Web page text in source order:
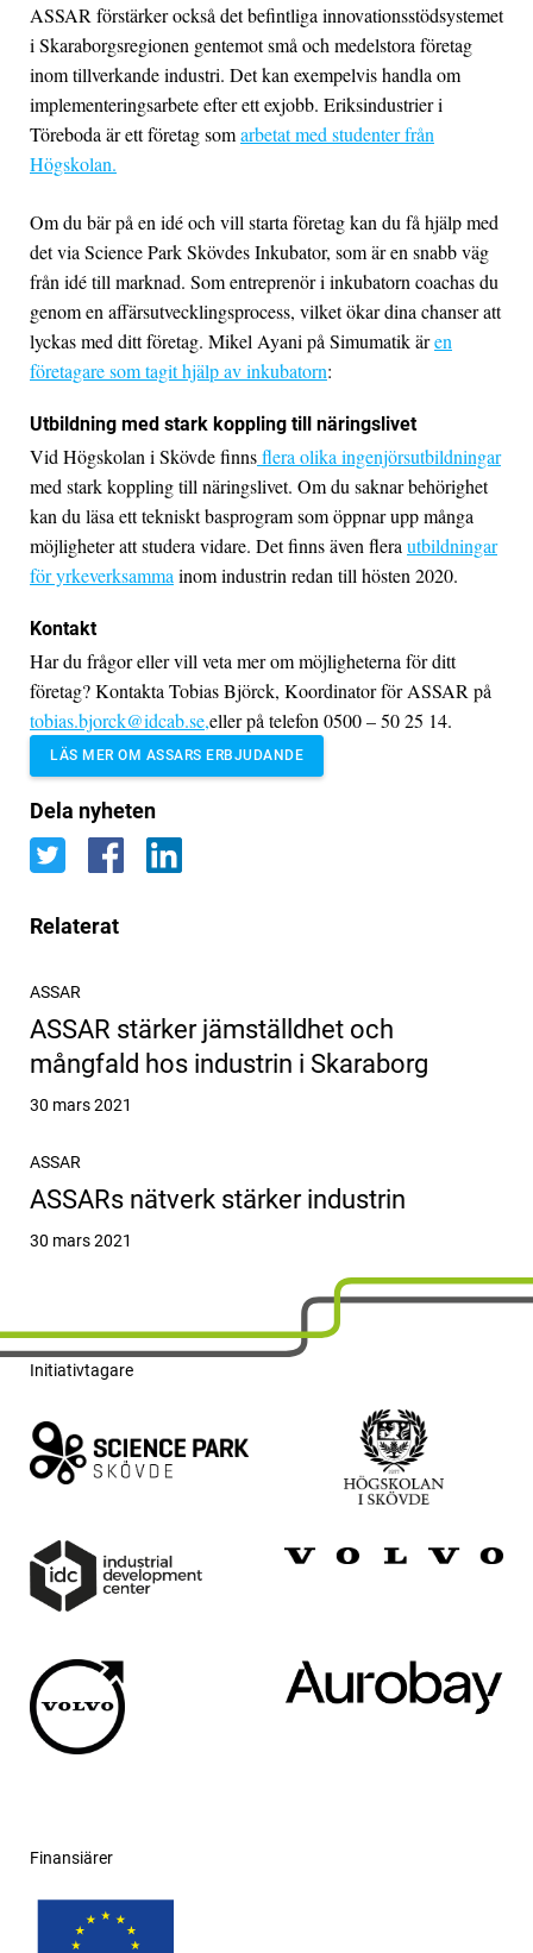
ASSAR förstärker också det befintliga innovationsstödsystemet
i Skaraborgsregionen gentemot små och medelstora företag
inom tillverkande industri. Det kan exempelvis handla om
implementeringsarbete efter ett exjobb. Eriksindustrier i
Töreboda är ett företag somarbetat med studenter från
Högskolan.
Om du bär på en idé och vill starta företag kan du få hjälp med
det via Science Park Skövdes Inkubator, som är en snabb väg
från idé till marknad. Som entreprenör i inkubatorn coachas du
genom en affärsutvecklingsprocess, vilket ökar dina chanser att
lyckas med ditt företag. Mikel Ayani på Simumatik ären
företagare som tagit hjälp av inkubatorn:
Utbildning med stark koppling till näringslivet
Vid Högskolan i Skövde finnsflera olika ingenjörsutbildningar
med stark koppling till näringslivet. Om du saknar behörighet
kan du läsa ett tekniskt basprogram som öppnar upp många
möjligheter att studera vidare. Det finns även flera utbildningar
för yrkeverksamma inom industrin redan till hösten 2020.
Kontakt
Har du frågor eller vill veta mer om möjligheterna för ditt
företag? Kontakta Tobias Björck, Koordinator för ASSAR på
tobias.bjorck@idcab.se,eller på telefon 0500 – 50 25 14.
LÄS MER OM ASSARS ERBJUDANDE
Dela nyheten
Relaterat
ASSAR
ASSAR stärker jämställdhet och
mångfald hos industrin i Skaraborg
Publicerat
30 mars 2021
ASSAR
ASSARs nätverk stärker industrin
Publicerat
30 mars 2021
Initiativtagare
Finansiärer